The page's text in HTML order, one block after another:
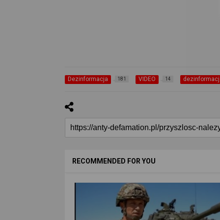
Dezinformacja 181 VIDEO 14
RECOMMENDED FOR YOU